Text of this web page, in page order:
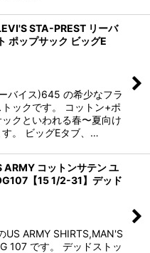
STA-PREST リーバ
ポップサック ビッグE
バイス)645 の希少なフラ
ックです。 コットン+ポ
クといわれる春〜夏向け
。 ビッグEタブ、…
コットンサテン ユ
【15 1/2-31】デッド
US ARMY SHIRTS,MAN'S
107 です。 デッドストッ